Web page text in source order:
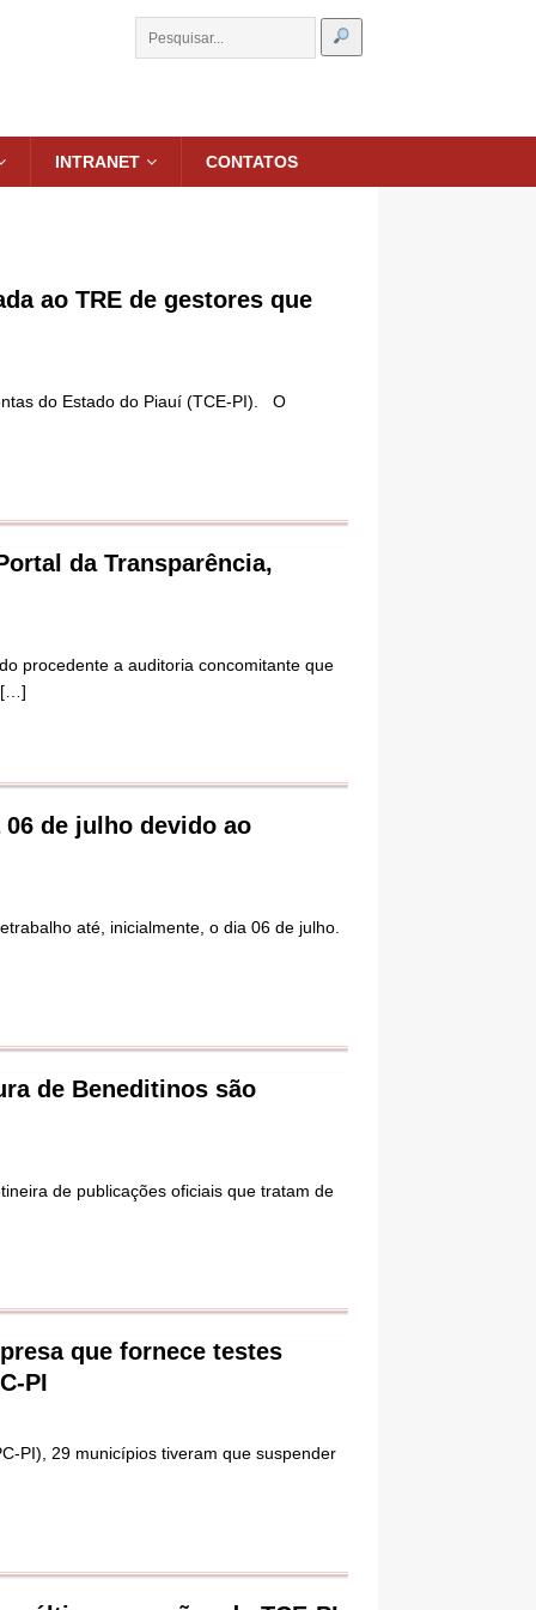
INTRANET CONTATOS
ao TRE de gestores que
do Estado do Piauí (TCE-PI). O
da Transparência,
procedente a auditoria concomitante que
[…]
de julho devido ao
até, inicialmente, o dia 06 de julho.
de Beneditinos são
de publicações oficiais que tratam de
que fornece testes
PI
PI), 29 municípios tiveram que suspender